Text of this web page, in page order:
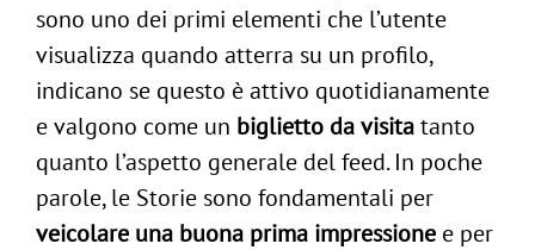
sono uno dei primi elementi che l’utente
visualizza quando atterra su un profilo,
indicano se questo è attivo quotidianamente
e valgono come un biglietto da visitatanto
quanto l’aspetto generale del feed. In poche
parole, le Storie sono fondamentali per
veicolare una buona prima impressione e per